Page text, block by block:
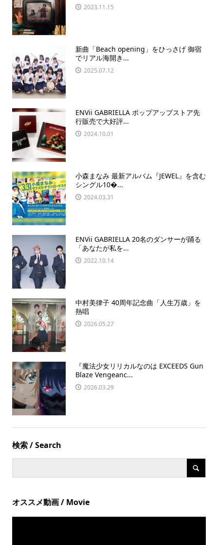
2023.11.15
新曲「Beach opening」をひっさげ 御宿
でリアル海開き...
2025.07.12
ENVii GABRIELLA ポップアップストア先
行販売で大好評...
2024.10.01
小森まなみ 最新アルバム『JEWEL』を含む
シングル10�...
2024.03.31
ENVii GABRIELLA 20名のダンサーが踊る
「あなたが私を...
2022.10.14
中村美律子 40周年記念曲「人生万歳」を
熱唱
2026.05.27
『魔法少女リリカルなのは EXCEEDS Gun
Blaze Vengeanc...
2026.03.29
検索 / Search
オススメ動画 / Movie